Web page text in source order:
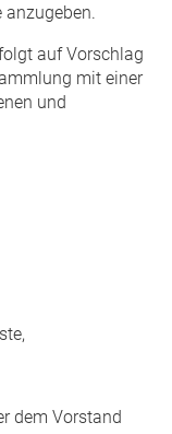
auf Vorschlag
mit einer
und
dem Vorstand